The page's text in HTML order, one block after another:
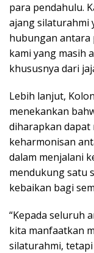
para pendahulu.
ajang silaturahmi
hubungan antara
kami yang masih
khususnya dari
Lebih lanjut,
menekankan
diharapkan
keharmonisan
dalam menjalani
mendukung satu
kebaikan bagi
“Kepada seluruh
kita manfaatkan
silaturahmi,